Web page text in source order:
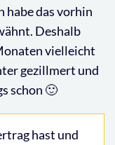
habe das vorhin
Deshalb
vielleicht
gezillmert und
schon 🙂
hast und